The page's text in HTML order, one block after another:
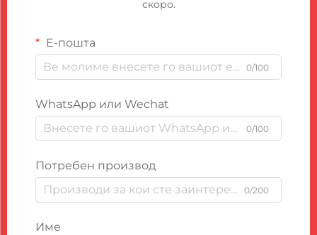
скоро.
Е-пошта
0/100
WhatsApp или Wechat
0/100
Потребен производ
0/200
Име